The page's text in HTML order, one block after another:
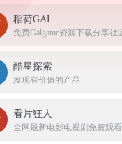
稻荷GAL
免费Galgame资源下载分享社
酷星探索
发现有价值的产品
看片狂人
全网最新电影电视剧免费观看